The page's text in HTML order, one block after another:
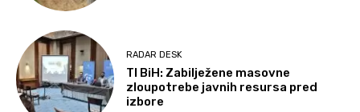
RADAR DESK
TI BiH: Zabilježene masovne
zloupotrebe javnih resursa pred
izbore